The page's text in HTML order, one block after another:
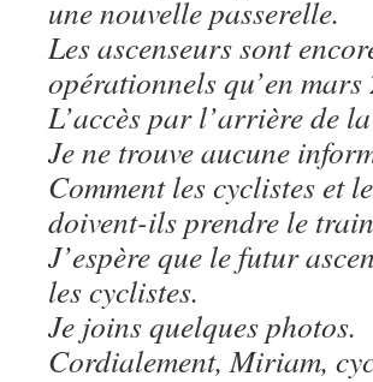
une nouvelle passerelle.
Les ascenseurs sont
opérationnels qu’en
L’accès par l’arrière de
Je ne trouve aucune
Comment les cyclistes et
doivent-ils prendre le
J’espère que le futur
les cyclistes.
Je joins quelques photos.
Cordialement, Miriam,